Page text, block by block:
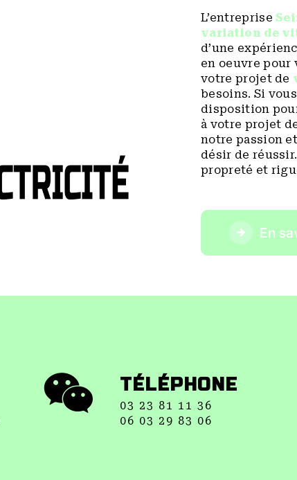
L’entreprise
variation de
d’une
en oeuvre pour
votre projet de
besoins. Si
disposition
à votre projet
notre passion
désir de
propreté et
En
TÉLÉPHONE
03 23 81 11 36
06 03 29 83 06